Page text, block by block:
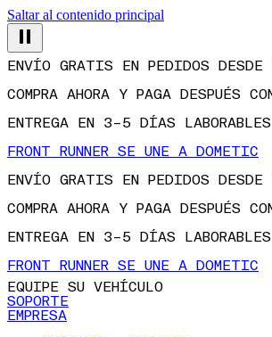
Saltar al contenido principal
COMPRA AHORA Y PAGA DESPUÉS
ENTREGA EN 3–5 DÍAS LABORABLES
FRONT RUNNER SE UNE A DOMETIC
ENVÍO GRATIS EN PEDIDOS
COMPRA AHORA Y PAGA DESPUÉS
ENTREGA EN 3–5 DÍAS LABORABLES
FRONT RUNNER SE UNE A DOMETIC
EQUIPE SU VEHÍCULO
SOPORTE
EMPRESA